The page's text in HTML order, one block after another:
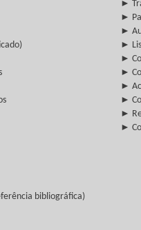
►
►
►
►
►
►
►
►
►
►
bibliográfica)